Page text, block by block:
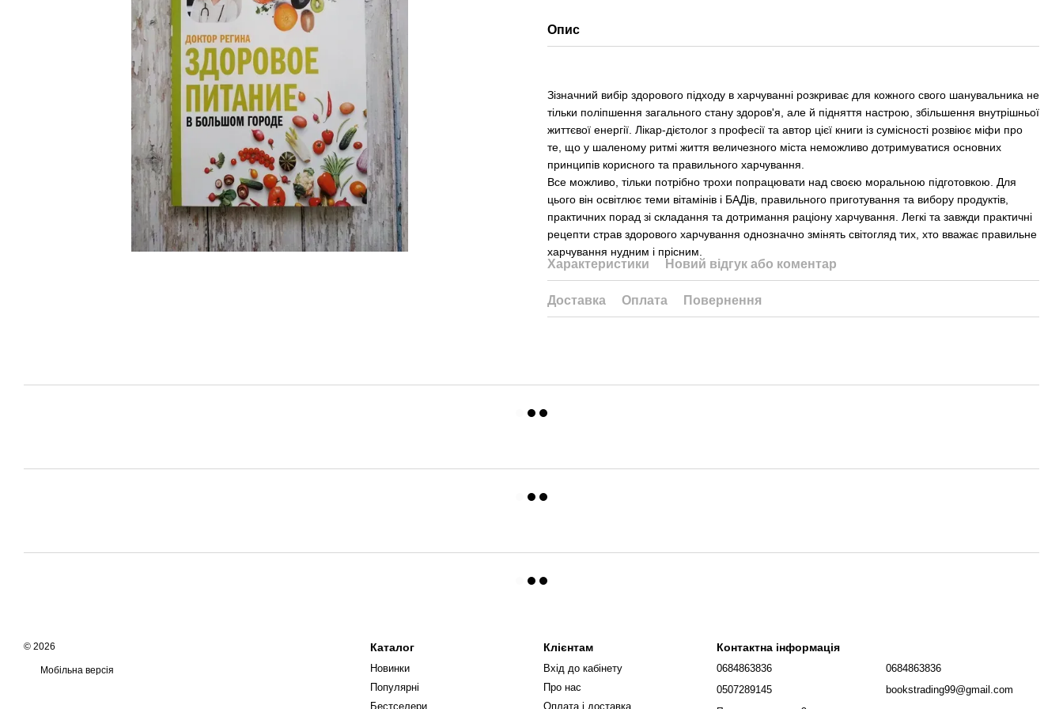
Опис
Зізначний вибір здорового підходу в харчуванні розкриває для кожного свого шанувальника не
тільки поліпшення загального стану здоров'я, але й підняття настрою, збільшення внутрішньої
життєвої енергії. Лікар-дієтолог з професії та автор цієї книги із сумісності розвіює міфи про
те, що у шаленому ритмі життя величезного міста неможливо дотримуватися основних
принципів корисного та правильного харчування.
Все можливо, тільки потрібно трохи попрацювати над своєю моральною підготовкою. Для
цього він освітлює теми вітамінів і БАДів, правильного приготування та вибору продуктів,
практичних порад зі складання та дотримання раціону харчування. Легкі та завжди практичні
рецепти страв здорового харчування однозначно змінять світогляд тих, хто вважає правильне
харчування нудним і прісним.
Характеристики Новий відгук або коментар
Доставка Оплата Повернення
© 2026
Мобільна версія
Каталог
Новинки
Популярні
Бестселери
Клієнтам
Вхід до кабінету
Про нас
Оплата і доставка
Контактна інформація
0684863836
0507289145
0684863836
bookstrading99@gmail.com